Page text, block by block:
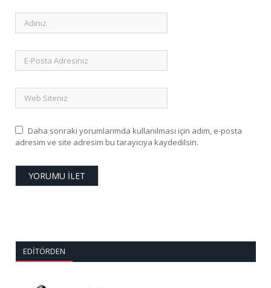
Daha sonraki yorumlarımda kullanılması için adım, e-posta
adresim ve site adresim bu tarayıcıya kaydedilsin.
EDITÖRDEN